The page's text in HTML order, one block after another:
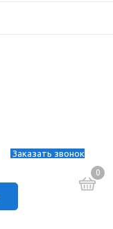
Заказать звонок
0